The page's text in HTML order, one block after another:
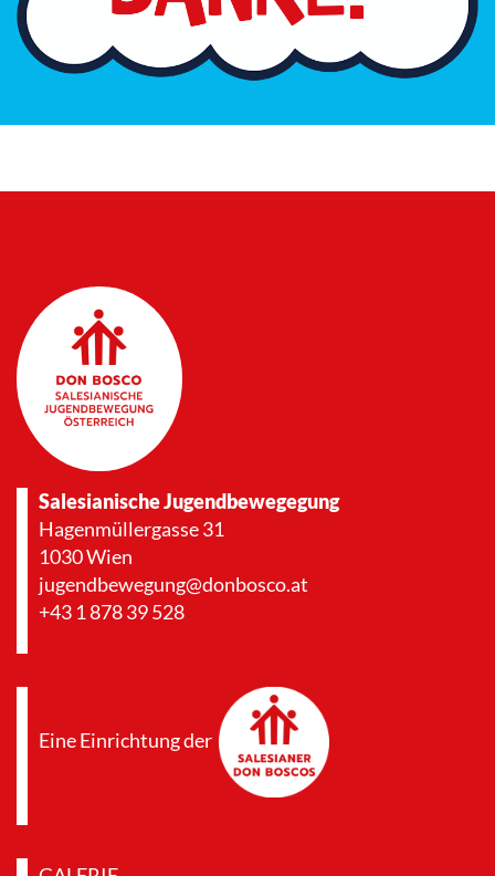
Salesianische Jugendbewegegung
Hagenmüllergasse 31
1030 Wien
jugendbewegung@donbosco.at
+43 1 878 39 528
Eine Einrichtung der